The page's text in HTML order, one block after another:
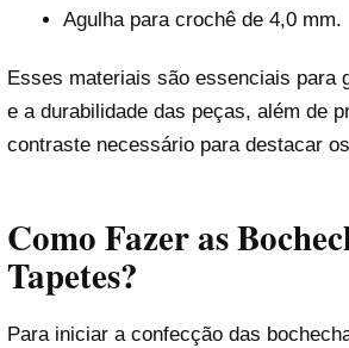
Agulha para crochê de 4,0 mm.
Esses materiais são essenciais para
e a durabilidade das peças, além de
contraste necessário para destacar
Como Fazer as
Tapetes?
Para iniciar a confecção das